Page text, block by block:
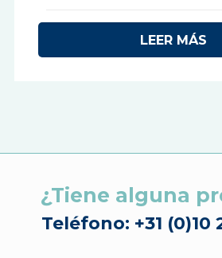
LEER MÁS
¿Tiene alguna
Teléfono: +31 (0)10